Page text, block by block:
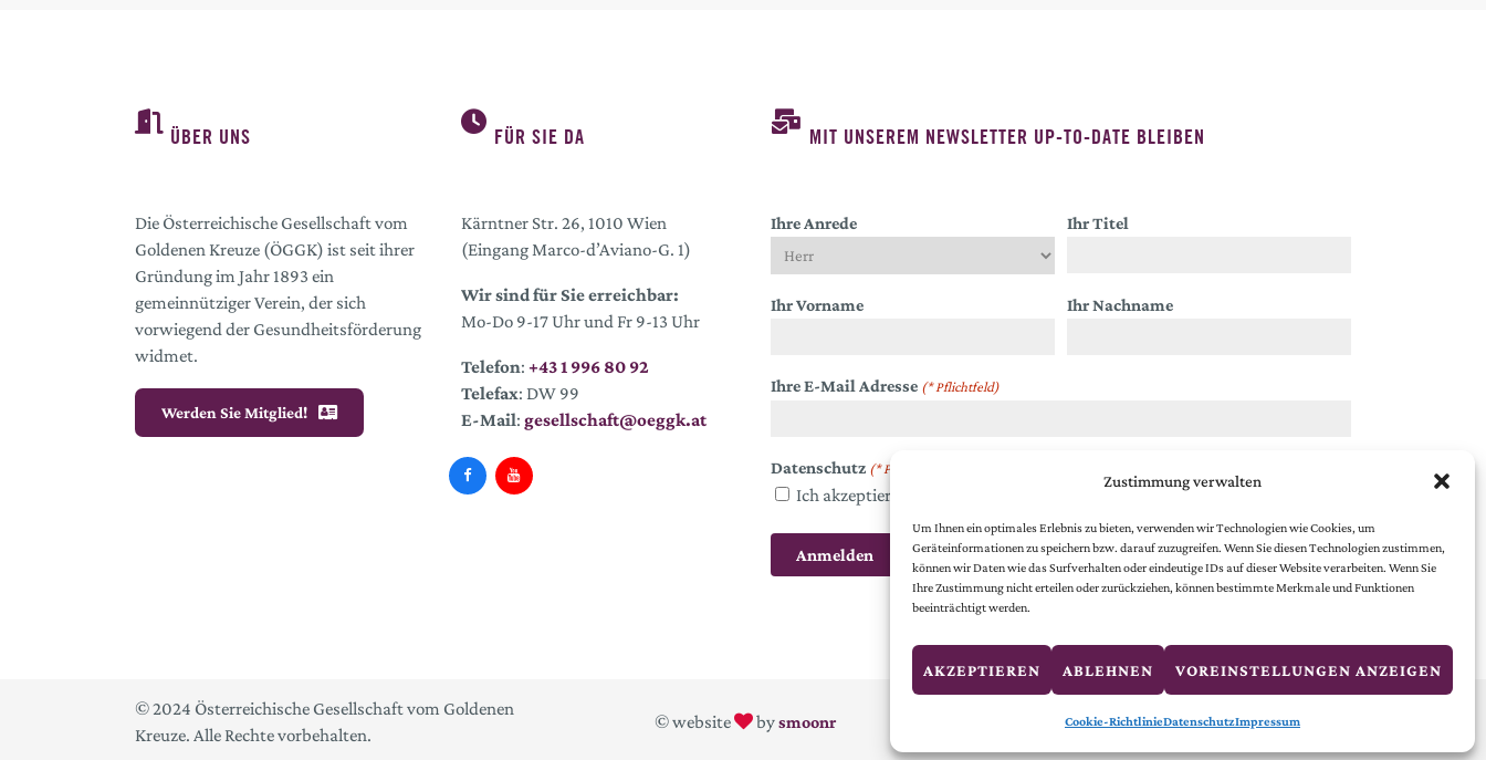
Zustimmung verwalten
Um Ihnen ein optimales Erlebnis zu bieten, verwenden wir Technologien wie Cookies, um
Geräteinformationen zu speichern bzw. darauf zuzugreifen. Wenn Sie diesen Technologien zustimmen,
können wir Daten wie das Surfverhalten oder eindeutige IDs auf dieser Website verarbeiten. Wenn Sie
Ihre Zustimmung nicht erteilen oder zurückziehen, können bestimmte Merkmale und Funktionen
beeinträchtigt werden.
AKZEPTIEREN ABLEHNEN VOREINSTELLUNGEN ANZEIGEN
Cookie-RichtlinieDatenschutzImpressum
ÜBER UNS
Die Österreichische Gesellschaft vom
Goldenen Kreuze (ÖGGK) ist seit ihrer
Gründung im Jahr 1893 ein
gemeinnütziger Verein, der sich
vorwiegend der Gesundheitsförderung
widmet.
Werden Sie Mitglied!
FÜR SIE DA
Kärntner Str. 26, 1010 Wien
(Eingang Marco-d’Aviano-G. 1)
Wir sind für Sie erreichbar:
Mo-Do 9-17 Uhr und Fr 9-13 Uhr
Telefon: +43 1 996 80 92
Telefax: DW 99
E-Mail: gesellschaft@oeggk.at
MIT UNSEREM NEWSLETTER UP-TO-DATE BLEIBEN
Ihre Anrede Ihr Titel
Ihr Vorname Ihr Nachname
Ihre E-Mail Adresse (* Pflichtfeld)
Datenschutz (* Pflichtfeld)
Ich akzeptiere die
© 2024 Österreichische Gesellschaft vom Goldenen
Kreuze. Alle Rechte vorbehalten.
© website bysmoonr
Cookie-Richtlinie (EU)